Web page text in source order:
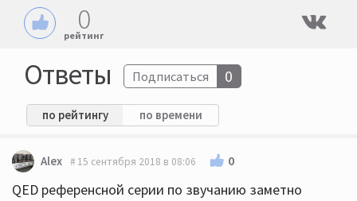
0
рейтинг
Ответы Подписаться 0
по рейтингу по времени
Alex 15 сентября 2018 в 08:06 0
QED референсной серии по звучанию заметно